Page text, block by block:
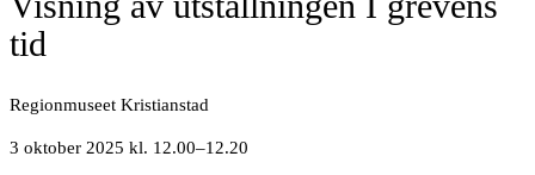
tid
Regionmuseet Kristianstad
3 oktober 2025 kl. 12.00–12.20